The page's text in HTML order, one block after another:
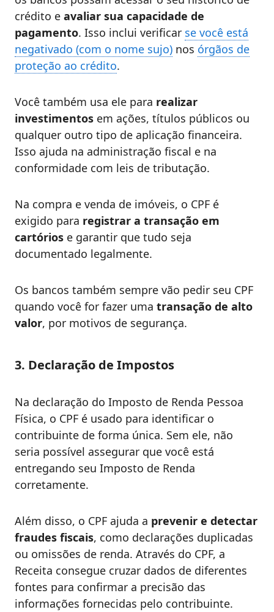
crédito e avaliar sua capacidade de
pagamento. Isso inclui verificar se você está
negativado (com o nome sujo) nos órgãos de
proteção ao crédito.
Você também usa ele para realizar
investimentos em ações, títulos públicos ou
qualquer outro tipo de aplicação financeira.
Isso ajuda na administração fiscal e na
conformidade com leis de tributação.
Na compra e venda de imóveis, o CPF é
exigido para registrar a transação em
cartórios e garantir que tudo seja
documentado legalmente.
Os bancos também sempre vão pedir seu CPF
quando você for fazer uma transação de alto
valor, por motivos de segurança.
3. Declaração de Impostos
Na declaração do Imposto de Renda Pessoa
Física, o CPF é usado para identificar o
contribuinte de forma única. Sem ele, não
seria possível assegurar que você está
entregando seu Imposto de Renda
corretamente.
Além disso, o CPF ajuda a prevenir e detectar
fraudes fiscais, como declarações duplicadas
ou omissões de renda. Através do CPF, a
Receita consegue cruzar dados de diferentes
fontes para confirmar a precisão das
informações fornecidas pelo contribuinte.